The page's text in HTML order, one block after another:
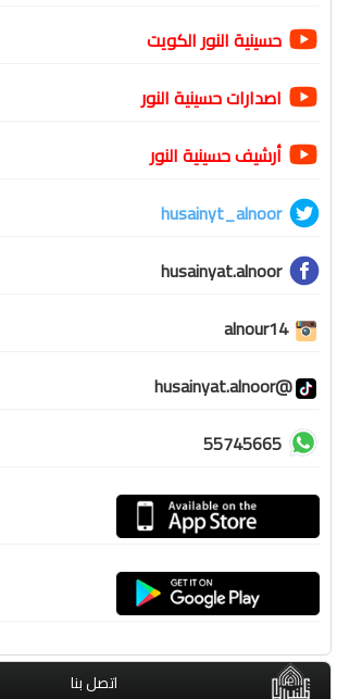
حسينية النور الكويت
اصدارات حسينية النور
أرشيف حسينية النور
husainyt_alnoor
husainyat.alnoor
alnour14
@husainyat.alnoor
55745665
اتصل بنا